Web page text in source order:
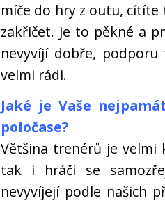
míče do hry z outu, cítíte
zakřičet. Je to pěkné a
nevyvíjí dobře,
velmi rádi.
Jaké je Vaše
poločase?
Většina trenérů je velmi
tak i hráči se
nevyvíjejí podle našich